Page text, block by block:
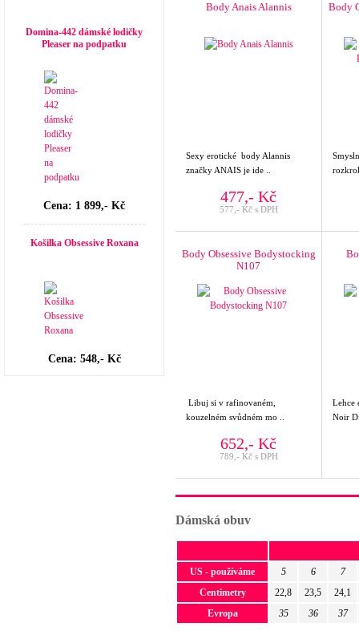
Domina-442 dámské lodičky
Pleaser na podpatku
Cena: 1 899,- Kč
Košilka Obsessive Roxana
Cena: 548,- Kč
Body Anais Alannis
Sexy erotické body Alannis
značky ANAIS je ide ..
477,- Kč
577,- Kč s DPH
Body
Body Obsessive Bodystocking
N107
Libuj si v rafinovaném,
kouzelném svůdném mo ..
652,- Kč
789,- Kč s DPH
Lehce
Noir
Dámská obuv
US - používáme 5 6
7
Centimetry
22,8 23,5
24,1
Evropa
35 36 37